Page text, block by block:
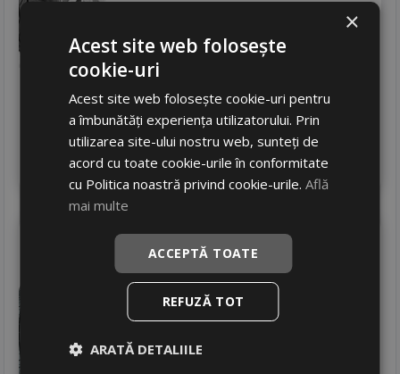
413RON
544 RON
In stoc - 12 buc
livrare 24/48 ore
Stoc magazin
4 Adauga in cos
MassimoAquila a1
215/65 R16 98H
Turisme
Consum C
Aderenta C
×
Acest site web folosește
cookie-uri
Acest site web folosește cookie-uri pentru
a îmbunătăți experiența utilizatorului. Prin
utilizarea site-ului nostru web, sunteți de
acord cu toate cookie-urile în conformitate
cu Politica noastră privind cookie-urile.Află
mai multe
ACCEPTĂ TOATE
REFUZĂ TOT
ARATĂ DETALIILE